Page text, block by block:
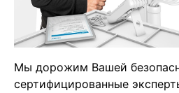
Мы дорожим Вашей
сертифицированные